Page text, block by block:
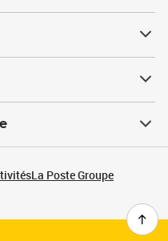
La Poste Groupe